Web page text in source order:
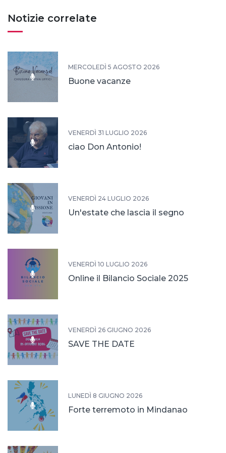
Notizie correlate
MERCOLEDÌ 5 AGOSTO 2026
Buone vacanze
VENERDÌ 31 LUGLIO 2026
ciao Don Antonio!
VENERDÌ 24 LUGLIO 2026
Un'estate che lascia il segno
VENERDÌ 10 LUGLIO 2026
Online il Bilancio Sociale 2025
VENERDÌ 26 GIUGNO 2026
SAVE THE DATE
LUNEDÌ 8 GIUGNO 2026
Forte terremoto in Mindanao